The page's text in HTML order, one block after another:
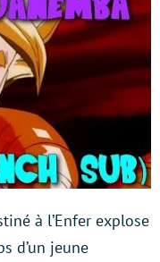
à l’Enfer explose
d’un jeune